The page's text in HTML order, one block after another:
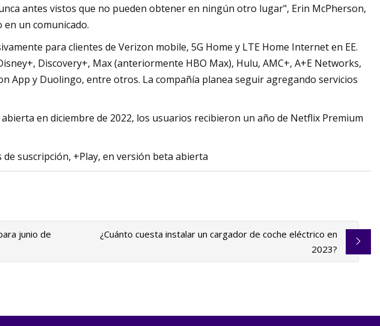
antes vistos que no pueden obtener en ningún otro lugar", Erin McPherson,
un comunicado.
para clientes de Verizon mobile, 5G Home y LTE Home Internet en EE.
Discovery+, Max (anteriormente HBO Max), Hulu, AMC+, A+E Networks,
App y Duolingo, entre otros. La compañía planea seguir agregando servicios
en diciembre de 2022, los usuarios recibieron un año de Netflix Premium
suscripción, +Play, en versión beta abierta
junio de
¿Cuánto cuesta instalar un cargador de coche eléctrico en
2023?